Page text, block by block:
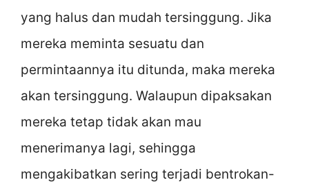
yang halus dan mudah tersinggung. Jika
mereka meminta sesuatu dan
permintaannya itu ditunda, maka mereka
akan tersinggung. Walaupun dipaksakan
mereka tetap tidak akan mau
menerimanya lagi, sehingga
mengakibatkan sering terjadi bentrokan-